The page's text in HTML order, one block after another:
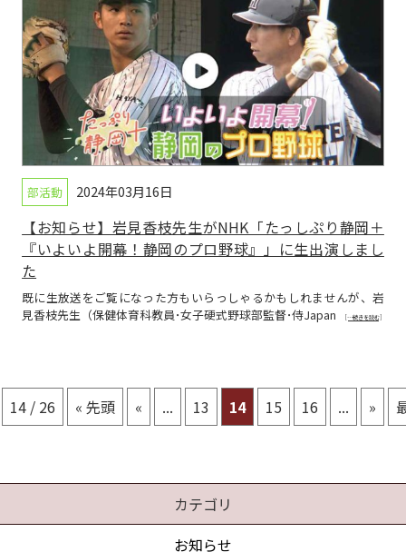
部活動 2024年03月16日
【お知らせ】岩見香枝先生がNHK「たっしぷり静岡＋
『いよいよ開幕！静岡のプロ野球』」に生出演しまし
た
既に生放送をご覧になった方もいらっしゃるかもしれませんが、岩
見香枝先生（保健体育科教員･女子硬式野球部監督･侍Japan
[…続きを読む]
14 / 26 « 先頭 « ... 13 14 15 16 ... »
カテゴリ
お知らせ